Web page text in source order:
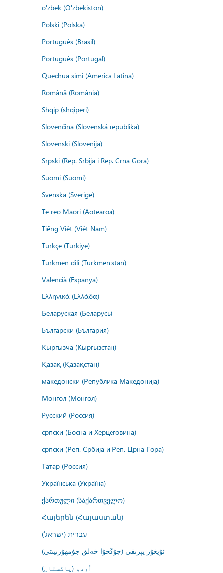
o'zbek (O'zbekiston)
Polski (Polska)
Português (Brasil)
Português (Portugal)
Quechua simi (America Latina)
Română (România)
Shqip (shqipëri)
Slovenčina (Slovenská republika)
Slovenski (Slovenija)
Srpski (Rep. Srbija i Rep. Crna Gora)
Suomi (Suomi)
Svenska (Sverige)
Te reo Māori (Aotearoa)
Tiếng Việt (Việt Nam)
Türkçe (Türkiye)
Türkmen dili (Türkmenistan)
Valencià (Espanya)
Ελληνικά (Ελλάδα)
Беларуская (Беларусь)
Български (България)
Кыргызча (Кыргызстан)
Қазақ (Қазақстан)
македонски (Република Македонија)
Монгол (Монгол)
Русский (Россия)
српски (Босна и Херцеговина)
српски (Реп. Србија и Реп. Црна Гора)
Татар (Россия)
Українська (Україна)
ქართული (საქართველო)
Հայերեն (Հայաստան)
עברית (ישראל)
ئۇيغۇر يېزىقى (جۇڭخۇا خەلق جۇمھۇرىيىتى)
اُردو (پاکستان)